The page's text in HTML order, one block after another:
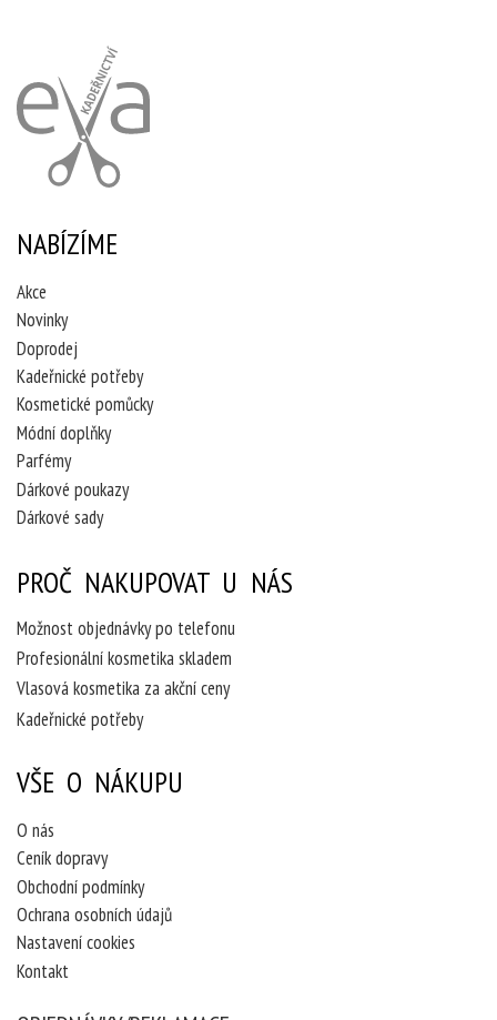
NABÍZÍME
Akce
Novinky
Doprodej
Kadeřnické potřeby
Kosmetické pomůcky
Módní doplňky
Parfémy
Dárkové poukazy
Dárkové sady
PROČ NAKUPOVAT U NÁS
Možnost objednávky po telefonu
Profesionální kosmetika skladem
Vlasová kosmetika za akční ceny
Kadeřnické potřeby
VŠE O NÁKUPU
O nás
Ceník dopravy
Obchodní podmínky
Ochrana osobních údajů
Nastavení cookies
Kontakt